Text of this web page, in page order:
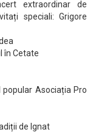
extraordinar de
speciali: Grigore
în Cetate
popular Asociația Pro
de Ignat